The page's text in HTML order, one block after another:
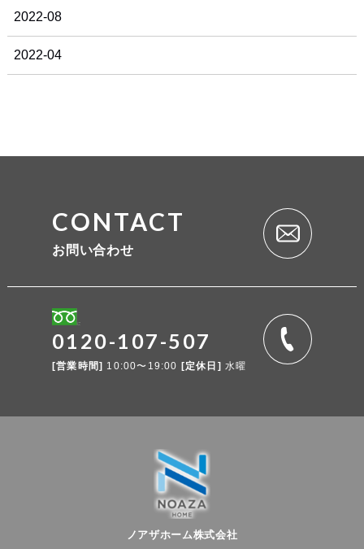
2022-08
2022-04
CONTACT
お問い合わせ
0120-107-507
[営業時間] 10:00〜19:00 [定休日] 水曜
ノアザホーム株式会社